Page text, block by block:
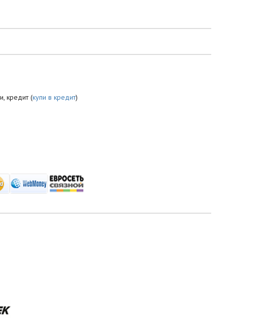
кредит (купи в кредит)